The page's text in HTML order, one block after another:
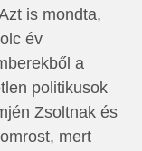
is mondta,
év
a
politikusok
Zsoltnak és
mert